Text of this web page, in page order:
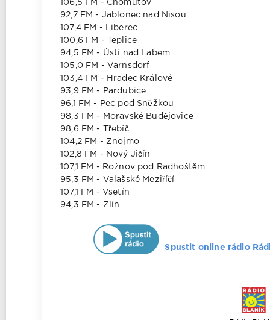
106,5 FM - Chomutov
92,7 FM - Jablonec nad Nisou
107,4 FM - Liberec
100,6 FM - Teplice
94,5 FM - Ústí nad Labem
105,0 FM - Varnsdorf
103,4 FM - Hradec Králové
93,9 FM - Pardubice
96,1 FM - Pec pod Sněžkou
98,3 FM - Moravské Budějovice
98,6 FM - Třebíč
104,2 FM - Znojmo
102,8 FM - Nový Jičín
107,1 FM - Rožnov pod Radhoštěm
95,3 FM - Valašské Meziříčí
107,1 FM - Vsetín
94,3 FM - Zlín
Spustit online rádio